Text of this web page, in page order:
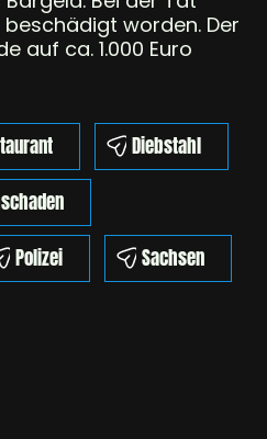
worden. Der
auf ca. 1.000 Euro
Diebstahl
Polizei
Sachsen